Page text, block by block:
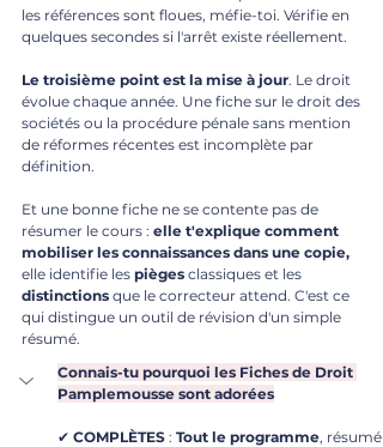
les références sont floues, méfie-toi. Vérifie en
quelques secondes si l'arrêt existe réellement.
Le troisième point est la mise à jour. Le droit
évolue chaque année. Une fiche sur le droit des
sociétés ou la procédure pénale sans mention
de réformes récentes est incomplète par
définition.
Et une bonne fiche ne se contente pas de
résumer le cours : elle t'explique comment
mobiliser les connaissances dans une copie,
elle identifie les pièges classiques et les
distinctions que le correcteur attend. C'est ce
qui distingue un outil de révision d'un simple
résumé.
Connais-tu pourquoi les Fiches de Droit
Pamplemousse sont adorées
✔ COMPLÈTES : Tout le programme, résumé